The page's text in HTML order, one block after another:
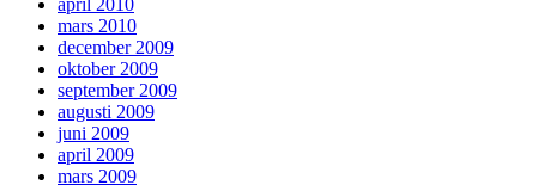
april 2010
mars 2010
december 2009
oktober 2009
september 2009
augusti 2009
juni 2009
april 2009
mars 2009